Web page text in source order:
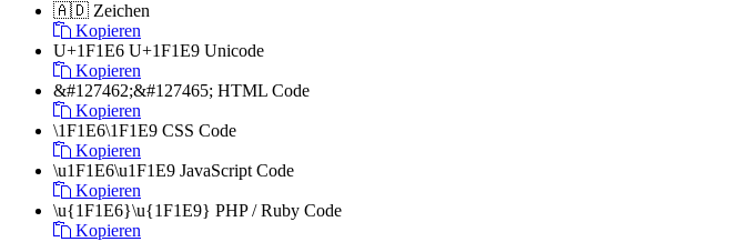
🇦🇩 Zeichen
Kopieren
U+1F1E6 U+1F1E9 Unicode
Kopieren
&#127462;&#127465; HTML Code
Kopieren
\1F1E6\1F1E9 CSS Code
Kopieren
\u1F1E6\u1F1E9 JavaScript Code
Kopieren
\u{1F1E6}\u{1F1E9} PHP / Ruby Code
Kopieren